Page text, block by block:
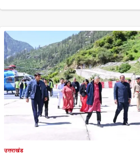
उत्तराखंड